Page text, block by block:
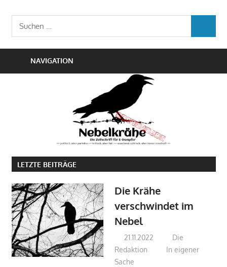
Inhalt
springen
Die
Zeitschrift
Suchen
nach:
NAVIGATION
LETZTE BEITRÄGE
Die Krähe
verschwindet im
Nebel
21.11.2022
Die
Redaktion
In eigener
Sache